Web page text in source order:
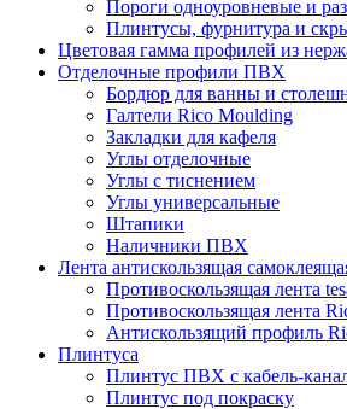
Пороги одноуровневые и
Плинтусы, фурнитура и
Цветовая гамма профилей из
Отделочные профили ПВХ
Бордюр для ванны и
Галтели Rico Moulding
Закладки для кафеля
Углы отделочные
Углы с тиснением
Углы универсальные
Штапики
Наличники ПВХ
Лента антискользящая
Противоскользящая лента
Противоскользящая лента
Антискользящий профиль
Плинтуса
Плинтус ПВХ с кабель-
Плинтус под покраску